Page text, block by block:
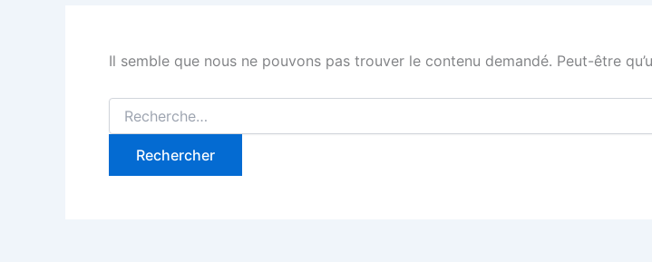
Il semble que nous ne pouvons pas trouver le contenu demandé. Peut-être
Rechercher :